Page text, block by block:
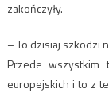
zakończyły.
– To dzisiaj szkodzi
Przede wszystkim
europejskich i to z